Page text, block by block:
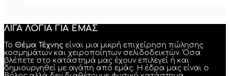
ΛΙΓΑ ΛΟΓΙΑ ΓΙΑ ΕΜΑΣ
Το Θέμα Τέχνης είναι μια μικρή επιχείρηση πώλησης
κοσμημάτων και χειροποίητων σελιδοδεικτών. Όσα
βλέπετε στο κατάστημά μας έχουν επιλεγεί ή και
δημιουργηθεί με αγάπη από εμάς. Η έδρα μας είναι ο